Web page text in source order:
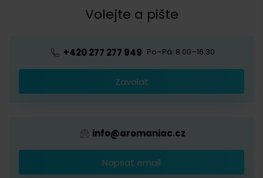
Ochrana osobních údajů
Provizní systém
Kávová akademieVolejte a pište
+420 277 277 949 Po–Pá: 8:00–16:30
Zavolat
info@aromaniac.cz
Napsat email